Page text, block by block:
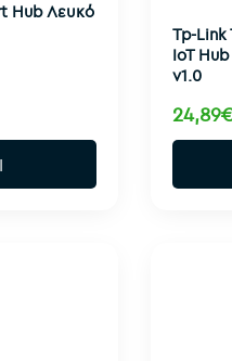
Hub Λευκό
Tp-Link
IoT
v1.0